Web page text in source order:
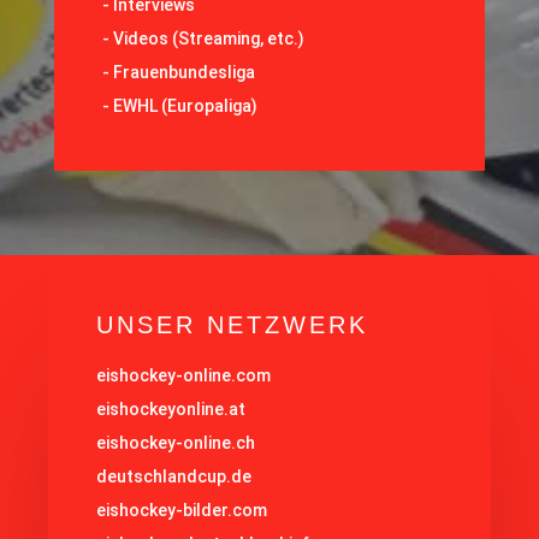
- Interviews
- Videos (Streaming, etc.)
- Frauenbundesliga
- EWHL (Europaliga)
UNSER NETZWERK
eishockey-online.com
eishockeyonline.at
eishockey-online.ch
deutschlandcup.de
eishockey-bilder.com